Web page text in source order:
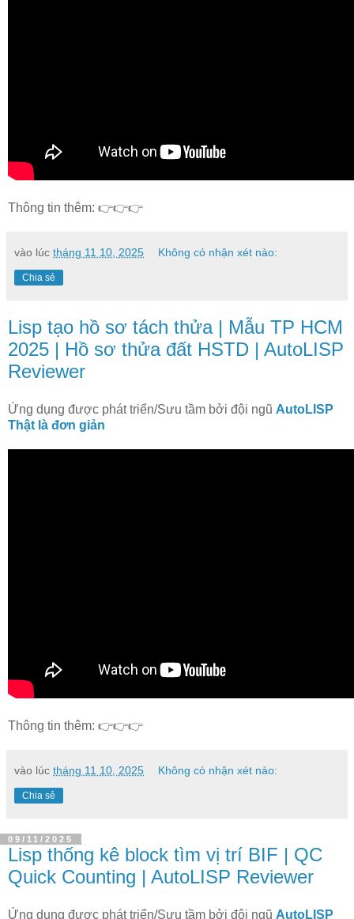
Thông tin thêm: 👉👉👉
vào lúc tháng 11 10, 2025 Không có nhận xét nào:
Chia sẻ
Lisp tạo hồ sơ tách thửa | Mẫu TP HCM
2025 | Hồ sơ thửa đất HSTD | AutoLISP
Reviewer
Ứng dụng được phát triển/Sưu tầm bởi đội ngũ AutoLISP
Thật là đơn giản
Thông tin thêm: 👉👉👉
vào lúc tháng 11 10, 2025 Không có nhận xét nào:
Chia sẻ
09/11/2025
Lisp thống kê block tìm vị trí BIF | QC
Quick Counting | AutoLISP Reviewer
Ứng dụng được phát triển/Sưu tầm bởi đội ngũ AutoLISP